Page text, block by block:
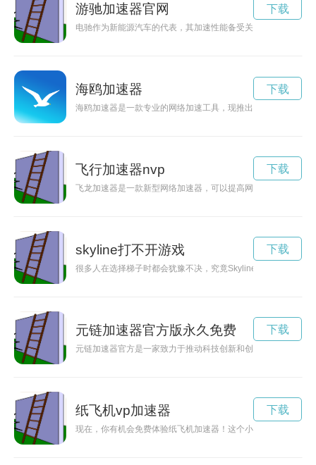
游驰加速器官网
电驰作为新能源汽车的代表，其加速性能备受关注。通过先进
下载
海鸥加速器
海鸥加速器是一款专业的网络加速工具，现推出手机版，用户
下载
飞行加速器nvp
飞龙加速器是一款新型网络加速器，可以提高网络速度、保护
下载
skyline打不开游戏
很多人在选择梯子时都会犹豫不决，究竟Skyline梯子好用吗？
下载
元链加速器官方版永久免费
元链加速器官方是一家致力于推动科技创新和创业项目发展的
下载
纸飞机vp加速器
现在，你有机会免费体验纸飞机加速器！这个小巧的装置可以
下载